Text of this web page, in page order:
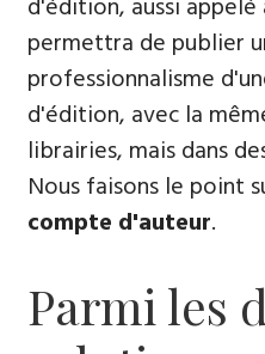
d'édition, aussi
permettra de publier
professionnalisme
d'édition, avec la
librairies, mais dans
Nous faisons le point
compte d'auteur.
Parmi les